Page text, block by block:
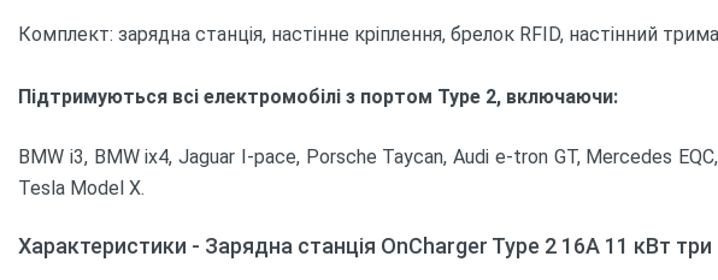
Комплект: зарядна станція, настінне кріплення, брелок RFID, настінний
Підтримуються всі електромобілі з портом Type 2, включаючи:
BMW i3, BMW ix4, Jaguar I-pace, Porsche Taycan, Audi e-tron GT, Mercedes
Tesla Model X.
Характеристики - Зарядна станція OnCharger Type 2 16A 11 кВт